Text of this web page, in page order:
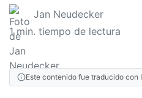
Jan Neudecker
1 min. tiempo de lectura
Este contenido fue traducido con